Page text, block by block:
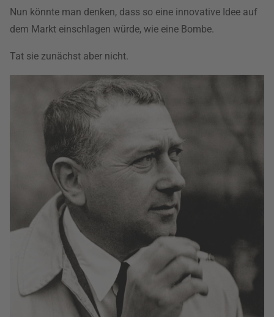
Nun könnte man denken, dass so eine innovative Idee auf
dem Markt einschlagen würde, wie eine Bombe.
Tat sie zunächst aber nicht.